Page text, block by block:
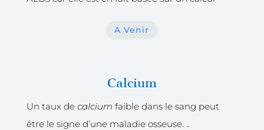
A Venir
Calcium
Un taux de calcium faible dans le sang peut
être le signe d’une maladie osseuse. ..